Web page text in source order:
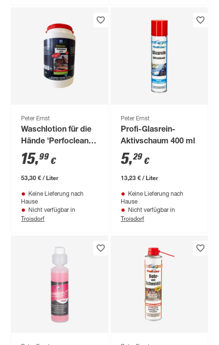
Peter Ernst
Waschlotion für die
Hände 'Perfoclean
citro' 3 l
15,99 €
53,30 € / Liter
Keine Lieferung nach
Hause
Nicht verfügbar in
Troisdorf
Peter Ernst
Profi-Glasrein-
Aktivschaum 400 ml
5,29 €
13,23 € / Liter
Keine Lieferung nach
Hause
Nicht verfügbar in
Troisdorf